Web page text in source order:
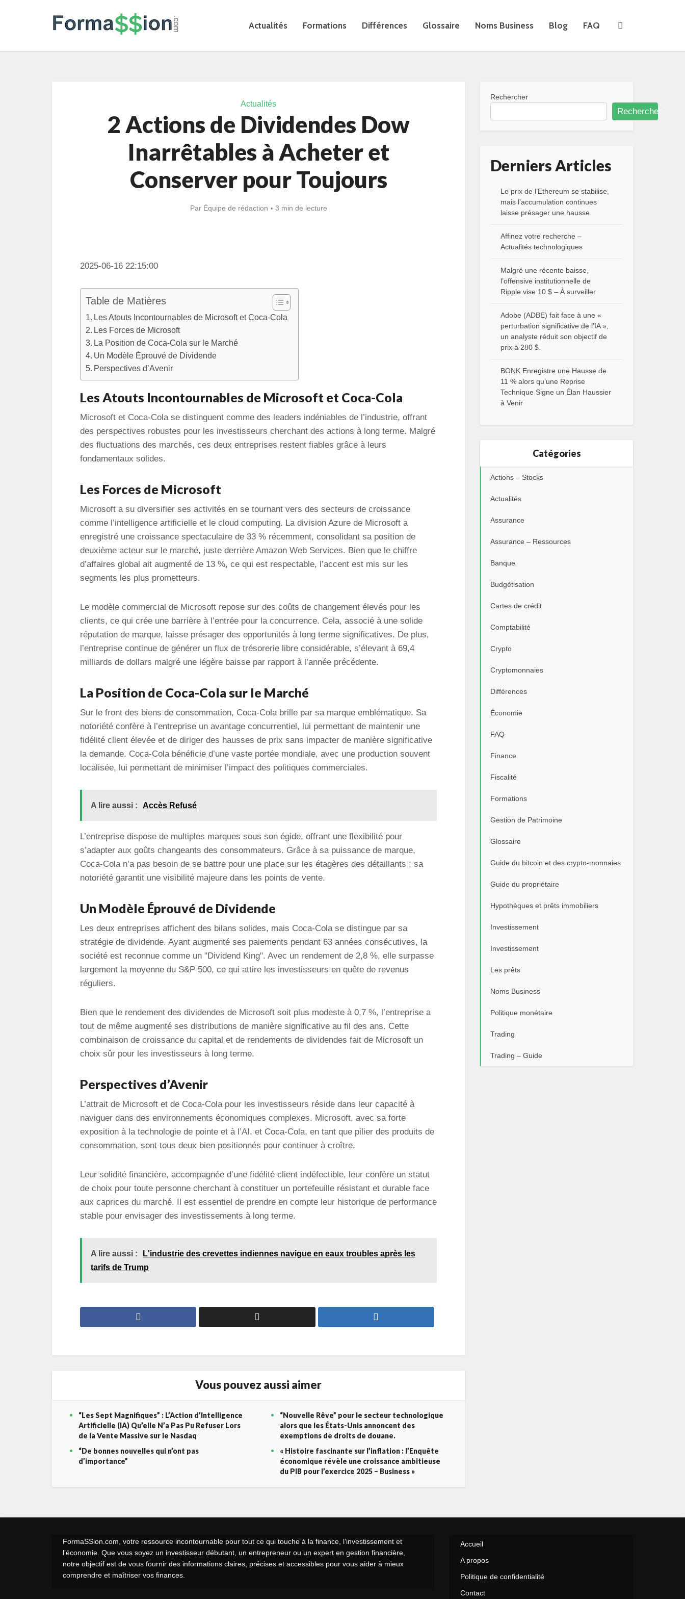
Actualités Formations Différences Glossaire Noms Business Blog FAQ
Actualités
2 Actions de Dividendes Dow
Inarrêtables à Acheter et
Conserver pour Toujours
Par Équipe de rédaction 3 min de lecture
2025-06-16 22:15:00
Table de Matières
Les Atouts Incontournables de Microsoft et Coca-Cola
Les Forces de Microsoft
La Position de Coca-Cola sur le Marché
Un Modèle Éprouvé de Dividende
Perspectives d’Avenir
Les Atouts Incontournables de Microsoft et Coca-Cola
Microsoft et Coca-Cola se distinguent comme des leaders indéniables de l’industrie, offrant
des perspectives robustes pour les investisseurs cherchant des actions à long terme. Malgré
des fluctuations des marchés, ces deux entreprises restent fiables grâce à leurs
fondamentaux solides.
Les Forces de Microsoft
Microsoft a su diversifier ses activités en se tournant vers des secteurs de croissance
comme l’intelligence artificielle et le cloud computing. La division Azure de Microsoft a
enregistré une croissance spectaculaire de 33 % récemment, consolidant sa position de
deuxième acteur sur le marché, juste derrière Amazon Web Services. Bien que le chiffre
d’affaires global ait augmenté de 13 %, ce qui est respectable, l’accent est mis sur les
segments les plus prometteurs.
Le modèle commercial de Microsoft repose sur des coûts de changement élevés pour les
clients, ce qui crée une barrière à l’entrée pour la concurrence. Cela, associé à une solide
réputation de marque, laisse présager des opportunités à long terme significatives. De plus,
l’entreprise continue de générer un flux de trésorerie libre considérable, s’élevant à 69,4
milliards de dollars malgré une légère baisse par rapport à l’année précédente.
La Position de Coca-Cola sur le Marché
Sur le front des biens de consommation, Coca-Cola brille par sa marque emblématique. Sa
notoriété confère à l’entreprise un avantage concurrentiel, lui permettant de maintenir une
fidélité client élevée et de diriger des hausses de prix sans impacter de manière significative
la demande. Coca-Cola bénéficie d’une vaste portée mondiale, avec une production souvent
localisée, lui permettant de minimiser l’impact des politiques commerciales.
A lire aussi : Accès Refusé
L’entreprise dispose de multiples marques sous son égide, offrant une flexibilité pour
s’adapter aux goûts changeants des consommateurs. Grâce à sa puissance de marque,
Coca-Cola n’a pas besoin de se battre pour une place sur les étagères des détaillants ; sa
notoriété garantit une visibilité majeure dans les points de vente.
Un Modèle Éprouvé de Dividende
Les deux entreprises affichent des bilans solides, mais Coca-Cola se distingue par sa
stratégie de dividende. Ayant augmenté ses paiements pendant 63 années consécutives, la
société est reconnue comme un "Dividend King". Avec un rendement de 2,8 %, elle surpasse
largement la moyenne du S&P 500, ce qui attire les investisseurs en quête de revenus
réguliers.
Bien que le rendement des dividendes de Microsoft soit plus modeste à 0,7 %, l’entreprise a
tout de même augmenté ses distributions de manière significative au fil des ans. Cette
combinaison de croissance du capital et de rendements de dividendes fait de Microsoft un
choix sûr pour les investisseurs à long terme.
Perspectives d’Avenir
L’attrait de Microsoft et de Coca-Cola pour les investisseurs réside dans leur capacité à
naviguer dans des environnements économiques complexes. Microsoft, avec sa forte
exposition à la technologie de pointe et à l’AI, et Coca-Cola, en tant que pilier des produits de
consommation, sont tous deux bien positionnés pour continuer à croître.
Leur solidité financière, accompagnée d’une fidélité client indéfectible, leur confère un statut
de choix pour toute personne cherchant à constituer un portefeuille résistant et durable face
aux caprices du marché. Il est essentiel de prendre en compte leur historique de performance
stable pour envisager des investissements à long terme.
A lire aussi :
L'industrie des crevettes indiennes navigue en eaux troubles après les
tarifs de Trump
Vous pouvez aussi aimer
“Les Sept Magnifiques” : L’Action d’Intelligence
Artificielle (IA) Qu’elle N’a Pas Pu Refuser Lors
de la Vente Massive sur le Nasdaq
“Nouvelle Rêve” pour le secteur technologique
alors que les États-Unis annoncent des
exemptions de droits de douane.
“De bonnes nouvelles qui n’ont pas
d’importance”
« Histoire fascinante sur l’inflation : l’Enquête
économique révèle une croissance ambitieuse
du PIB pour l’exercice 2025 – Business »
Rechercher
Rechercher
Derniers Articles
Le prix de l’Ethereum se stabilise,
mais l’accumulation continues
laisse présager une hausse.
Affinez votre recherche –
Actualités technologiques
Malgré une récente baisse,
l’offensive institutionnelle de
Ripple vise 10 $ – À surveiller
Adobe (ADBE) fait face à une «
perturbation significative de l’IA »,
un analyste réduit son objectif de
prix à 280 $.
BONK Enregistre une Hausse de
11 % alors qu’une Reprise
Technique Signe un Élan Haussier
à Venir
Catégories
Actions – Stocks
Actualités
Assurance
Assurance – Ressources
Banque
Budgétisation
Cartes de crédit
Comptabilité
Crypto
Cryptomonnaies
Différences
Économie
FAQ
Finance
Fiscalité
Formations
Gestion de Patrimoine
Glossaire
Guide du bitcoin et des crypto-monnaies
Guide du propriétaire
Hypothèques et prêts immobiliers
Investissement
Investissement
Les prêts
Noms Business
Politique monétaire
Trading
Trading – Guide
FormaSSion.com, votre ressource incontournable pour tout ce qui touche à la finance, l’investissement et
l’économie. Que vous soyez un investisseur débutant, un entrepreneur ou un expert en gestion financière,
notre objectif est de vous fournir des informations claires, précises et accessibles pour vous aider à mieux
comprendre et maîtriser vos finances.
Accueil
A propos
Politique de confidentialité
Contact